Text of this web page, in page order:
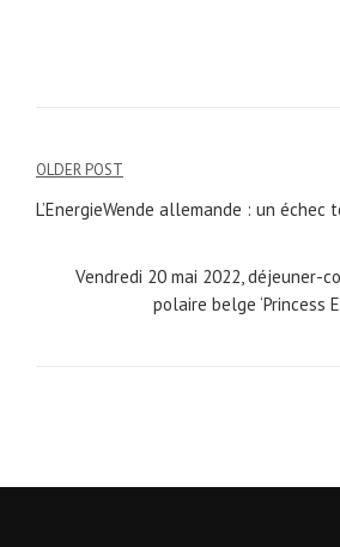
Navigation
l’article
OLDER POST
L’EnergieWende allemande : un échec
Vendredi 20 mai 2022, déjeuner-
polaire belge ‘Princess